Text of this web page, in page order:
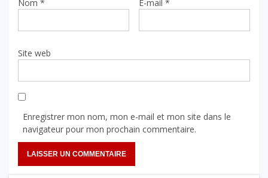
Nom * E-mail *
Site web
Enregistrer mon nom, mon e-mail et mon site dans le
navigateur pour mon prochain commentaire.